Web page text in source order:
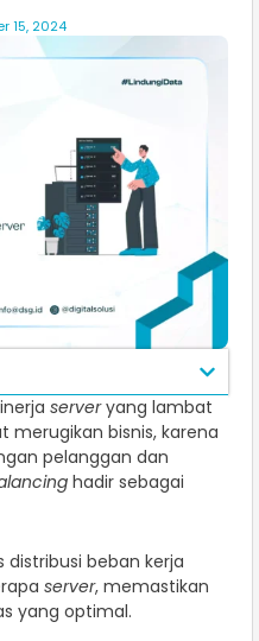
15, 2024
serveryang lambat
merugikan bisnis, karena
pelanggan dan
hadir sebagai
distribusi beban kerja
server, memastikan
yang optimal.